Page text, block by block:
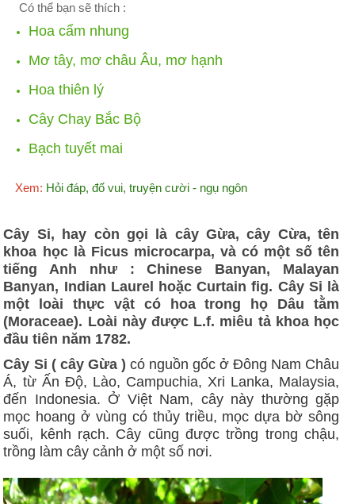
Có thể bạn sẽ thích :
Hoa cẩm nhung
Mơ tây, mơ châu Âu, mơ hạnh
Hoa thiên lý
Cây Chay Bắc Bộ
Bạch tuyết mai
Xem: Hỏi đáp, đố vui, truyện cười - ngụ ngôn
Cây Si, hay còn gọi là cây Gừa, cây Cừa, tên
khoa học là Ficus microcarpa, và có một số tên
tiếng Anh như : Chinese Banyan, Malayan
Banyan, Indian Laurel hoặc Curtain fig. Cây Si là
một loài thực vật có hoa trong họ Dâu tằm
(Moraceae). Loài này được L.f. miêu tả khoa học
đầu tiên năm 1782.
Cây Si ( cây Gừa ) có nguồn gốc ở Đông Nam Châu
Á, từ Ấn Độ, Lào, Campuchia, Xri Lanka, Malaysia,
đến Indonesia. Ở Việt Nam, cây này thường gặp
mọc hoang ở vùng có thủy triều, mọc dựa bờ sông
suối, kênh rạch. Cây cũng được trồng trong chậu,
trồng làm cây cảnh ở một số nơi.